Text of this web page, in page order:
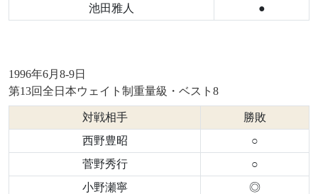
池田雅人
●
1996年6月8-9日
第13回全日本ウェイト制重量級・ベスト8
対戦相手
勝敗
西野豊昭
○
菅野秀行
○
小野瀬寧
◎